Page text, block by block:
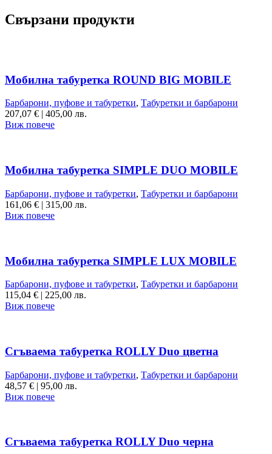
Свързани продукти
Мобилна табуретка ROUND BIG MOBILE
Барбарони, пуфове и табуретки, Табуретки и барбарони
207,07 € | 405,00 лв.
Виж повече
Мобилна табуретка SIMPLE DUO MOBILE
Барбарони, пуфове и табуретки, Табуретки и барбарони
161,06 € | 315,00 лв.
Виж повече
Мобилна табуретка SIMPLE LUX MOBILE
Барбарони, пуфове и табуретки, Табуретки и барбарони
115,04 € | 225,00 лв.
Виж повече
Сгъваема табуретка ROLLY Duo цветна
Барбарони, пуфове и табуретки, Табуретки и барбарони
48,57 € | 95,00 лв.
Виж повече
Сгъваема табуретка ROLLY Duo черна